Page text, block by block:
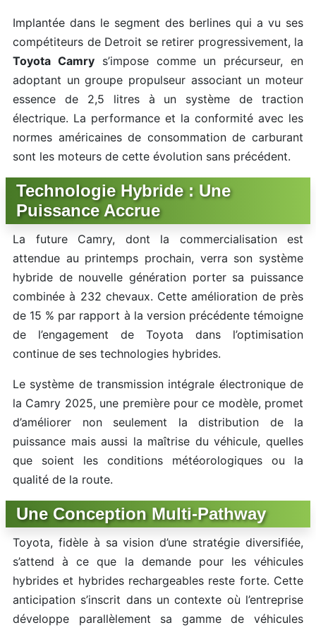
Implantée dans le segment des berlines qui a vu ses
compétiteurs de Detroit se retirer progressivement, la
Toyota Camrys’impose comme un précurseur, en
adoptant un groupe propulseur associant un moteur
essence de 2,5 litres à un système de traction
électrique. La performance et la conformité avec les
normes américaines de consommation de carburant
sont les moteurs de cette évolution sans précédent.
Technologie Hybride : Une
Puissance Accrue
La future Camry, dont la commercialisation est
attendue au printemps prochain, verra son système
hybride de nouvelle génération porter sa puissance
combinée à 232 chevaux. Cette amélioration de près
de 15 % par rapport à la version précédente témoigne
de l’engagement de Toyota dans l’optimisation
continue de ses technologies hybrides.
Le système de transmission intégrale électronique de
la Camry 2025, une première pour ce modèle, promet
d’améliorer non seulement la distribution de la
puissance mais aussi la maîtrise du véhicule, quelles
que soient les conditions météorologiques ou la
qualité de la route.
Une Conception Multi-Pathway
Toyota, fidèle à sa vision d’une stratégie diversifiée,
s’attend à ce que la demande pour les véhicules
hybrides et hybrides rechargeables reste forte. Cette
anticipation s’inscrit dans un contexte où l’entreprise
développe parallèlement sa gamme de véhicules